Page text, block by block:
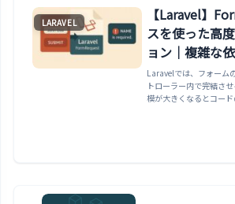
LARAVEL
【Laravel】
スを使った高
ョン｜複雑な
法
Laravelでは、フォーム
トローラー内で完結さ
模が大きくなるとコー